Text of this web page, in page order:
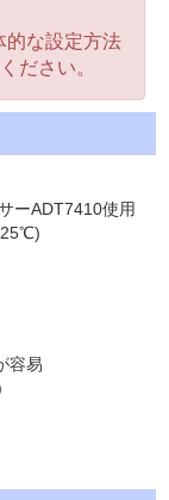
的な設定方法
ださい。
ーADT7410使用
容易